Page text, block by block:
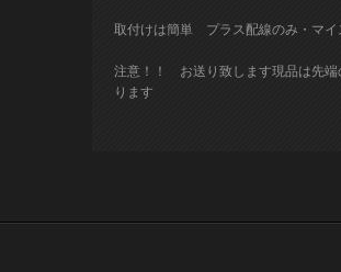
取付けは簡単 プラス配線のみ・マイ
注意！！ お送り致します現品は先端
ります